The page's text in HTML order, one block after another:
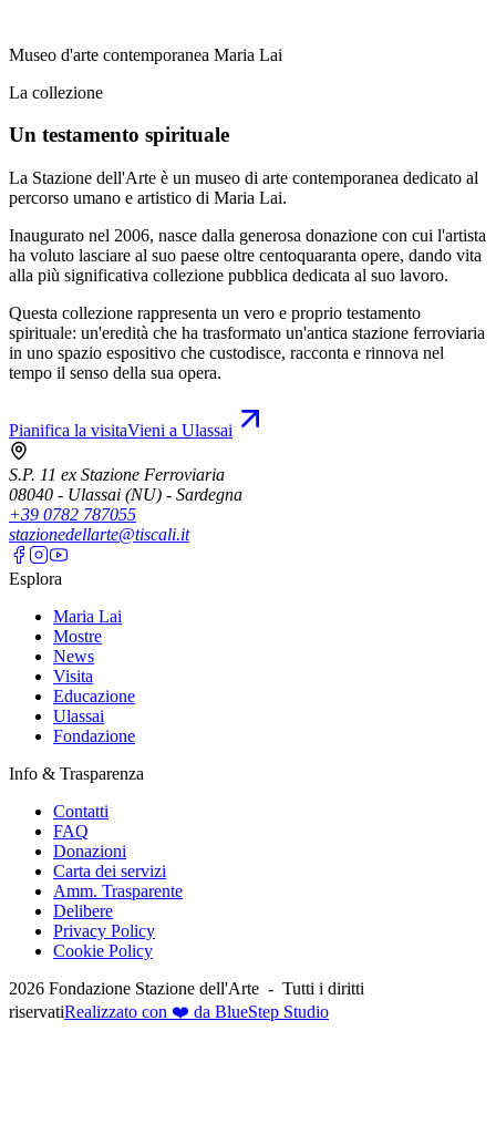
Museo d'arte contemporanea Maria Lai
La collezione
Un testamento spirituale
La Stazione dell'Arte è un museo di arte contemporanea dedicato al
percorso umano e artistico di Maria Lai.
Inaugurato nel 2006, nasce dalla generosa donazione con cui l'artista
ha voluto lasciare al suo paese oltre centoquaranta opere, dando vita
alla più significativa collezione pubblica dedicata al suo lavoro.
Questa collezione rappresenta un vero e proprio testamento
spirituale: un'eredità che ha trasformato un'antica stazione ferroviaria
in uno spazio espositivo che custodisce, racconta e rinnova nel
tempo il senso della sua opera.
Pianifica la visitaVieni a Ulassai
S.P. 11 ex Stazione Ferroviaria
08040 - Ulassai (NU) - Sardegna
+39 0782 787055
stazionedellarte@tiscali.it
Esplora
Maria Lai
Mostre
News
Visita
Educazione
Ulassai
Fondazione
Info & Trasparenza
Contatti
FAQ
Donazioni
Carta dei servizi
Amm. Trasparente
Delibere
Privacy Policy
Cookie Policy
2026 Fondazione Stazione dell'Arte - Tutti i diritti
riservatiRealizzato con ❤️ da BlueStep Studio